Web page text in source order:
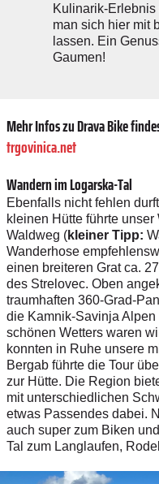
Kulinarik-Erlebnis
man sich hier mit
lassen. Ein
Gaumen!
Mehr Infos zu Drava Bike
trgovinica.net
Wandern im Logarska-Tal
Ebenfalls nicht fehlen
kleinen Hütte führte
Waldweg (kleiner Tipp:
Wanderhose
einen breiteren Grat ca.
des Strelovec. Oben
traumhaften 360-Grad-
die Kamnik-Savinja
schönen Wetters waren
konnten in Ruhe unsere
Bergab führte die Tour
zur Hütte. Die Region
mit unterschiedlichen
etwas Passendes dabei.
auch super zum Biken
Tal zum Langlaufen,